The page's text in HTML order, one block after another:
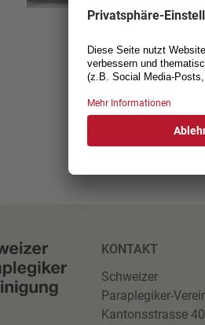
KONTAKT
Schweizer
Paraplegiker-
Kantonsstrasse 40